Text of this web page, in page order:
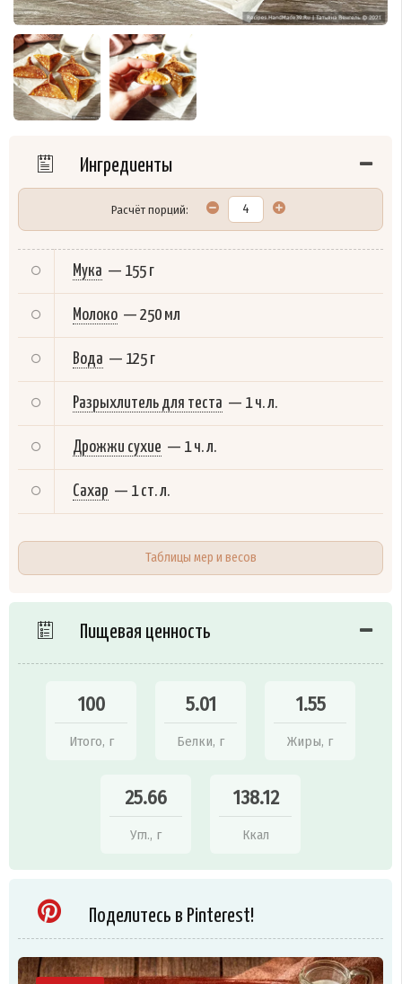
Ингредиенты
Расчёт порций:
Мука — 155 г
Молоко — 250 мл
Вода — 125 г
Разрыхлитель для теста — 1 ч. л.
Дрожжи сухие — 1 ч. л.
Сахар — 1 ст. л.
Таблицы мер и весов
Пищевая ценность
100
Итого, г
5.01
Белки, г
1.55
Жиры, г
25.66
Угл., г
138.12
Ккал
Поделитесь в Pinterest!